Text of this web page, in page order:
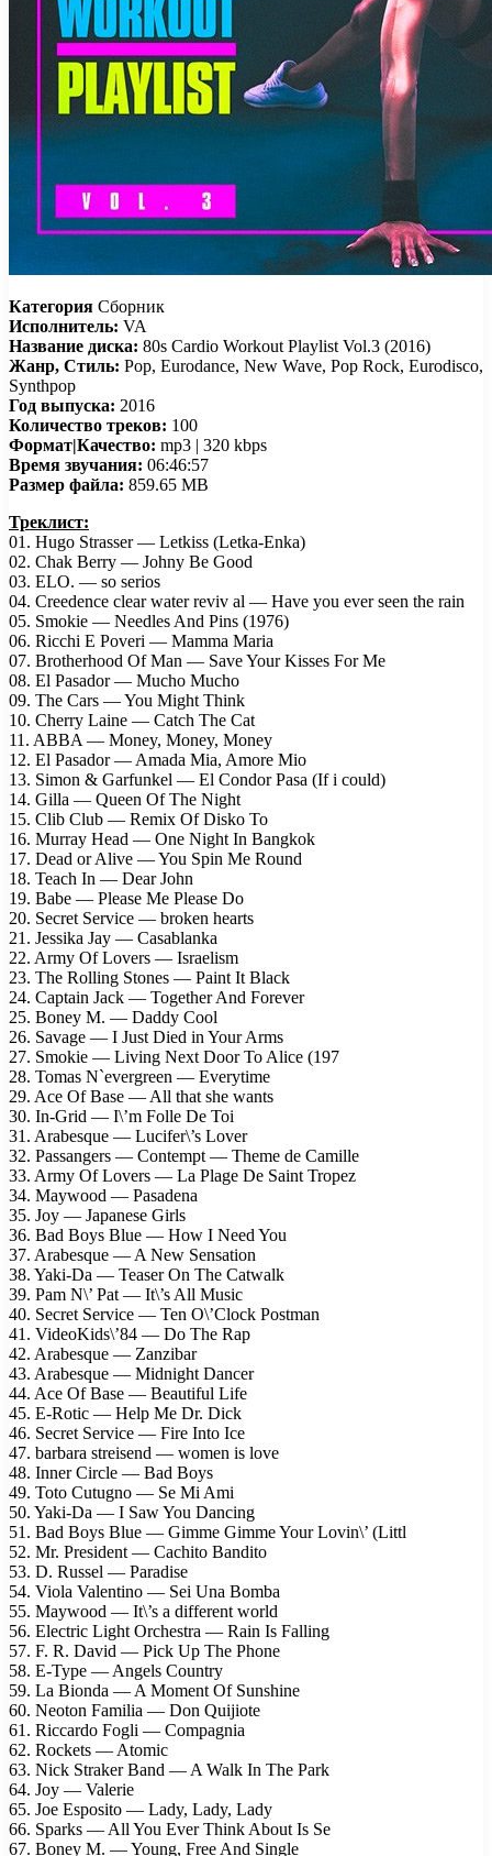
Категория Сборник
Исполнитель: VA
Название диска: 80s Cardio Workout Playlist Vol.3 (2016)
Жанр, Стиль: Pop, Eurodance, New Wave, Pop Rock, Eurodisco,
Synthpop
Год выпуска: 2016
Количество треков: 100
Формат|Качество: mp3 | 320 kbps
Время звучания: 06:46:57
Размер файла: 859.65 MB
Треклист:
01. Hugo Strasser — Letkiss (Letka-Enka)
02. Chak Berry — Johny Be Good
03. ELO. — so serios
04. Creedence clear water reviv al — Have you ever seen the rain
05. Smokie — Needles And Pins (1976)
06. Ricchi E Poveri — Mamma Maria
07. Brotherhood Of Man — Save Your Kisses For Me
08. El Pasador — Mucho Mucho
09. The Cars — You Might Think
10. Cherry Laine — Catch The Cat
11. ABBA — Money, Money, Money
12. El Pasador — Amada Mia, Amore Mio
13. Simon & Garfunkel — El Condor Pasa (If i could)
14. Gilla — Queen Of The Night
15. Clib Club — Remix Of Disko To
16. Murray Head — One Night In Bangkok
17. Dead or Alive — You Spin Me Round
18. Teach In — Dear John
19. Babe — Please Me Please Do
20. Secret Service — broken hearts
21. Jessika Jay — Casablanka
22. Army Of Lovers — Israelism
23. The Rolling Stones — Paint It Black
24. Captain Jack — Together And Forever
25. Boney M. — Daddy Cool
26. Savage — I Just Died in Your Arms
27. Smokie — Living Next Door To Alice (197
28. Tomas N`evergreen — Everytime
29. Ace Of Base — All that she wants
30. In-Grid — I\’m Folle De Toi
31. Arabesque — Lucifer\’s Lover
32. Passangers — Contempt — Theme de Camille
33. Army Of Lovers — La Plage De Saint Tropez
34. Maywood — Pasadena
35. Joy — Japanese Girls
36. Bad Boys Blue — How I Need You
37. Arabesque — A New Sensation
38. Yaki-Da — Teaser On The Catwalk
39. Pam N\’ Pat — It\’s All Music
40. Secret Service — Ten O\’Clock Postman
41. VideoKids\’84 — Do The Rap
42. Arabesque — Zanzibar
43. Arabesque — Midnight Dancer
44. Ace Of Base — Beautiful Life
45. E-Rotic — Help Me Dr. Dick
46. Secret Service — Fire Into Ice
47. barbara streisend — women is love
48. Inner Circle — Bad Boys
49. Toto Cutugno — Se Mi Ami
50. Yaki-Da — I Saw You Dancing
51. Bad Boys Blue — Gimme Gimme Your Lovin\’ (Littl
52. Mr. President — Cachito Bandito
53. D. Russel — Paradise
54. Viola Valentino — Sei Una Bomba
55. Maywood — It\’s a different world
56. Electric Light Orchestra — Rain Is Falling
57. F. R. David — Pick Up The Phone
58. E-Type — Angels Country
59. La Bionda — A Moment Of Sunshine
60. Neoton Familia — Don Quijiote
61. Riccardo Fogli — Compagnia
62. Rockets — Atomic
63. Nick Straker Band — A Walk In The Park
64. Joy — Valerie
65. Joe Esposito — Lady, Lady, Lady
66. Sparks — All You Ever Think About Is Se
67. Boney M. — Young, Free And Single